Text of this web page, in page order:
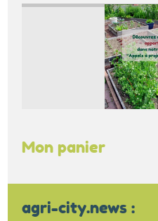
Mon panier
agri-city.news :